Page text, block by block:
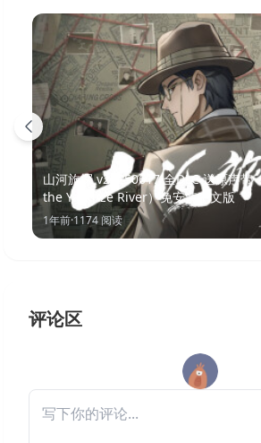
山河旅探 v20250617 全DLC 送原声
the Yangtze River）免安装中文版
1年前·1174 阅读
评论区